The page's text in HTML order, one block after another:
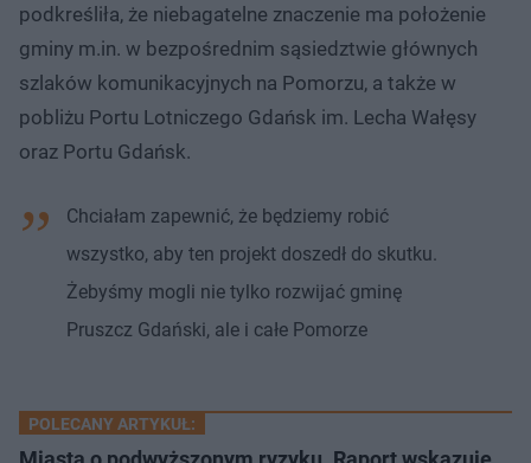
podkreśliła, że niebagatelne znaczenie ma położenie
gminy m.in. w bezpośrednim sąsiedztwie głównych
szlaków komunikacyjnych na Pomorzu, a także w
pobliżu Portu Lotniczego Gdańsk im. Lecha Wałęsy
oraz Portu Gdańsk.
Chciałam zapewnić, że będziemy robić
wszystko, aby ten projekt doszedł do skutku.
Żebyśmy mogli nie tylko rozwijać gminę
Pruszcz Gdański, ale i całe Pomorze
POLECANY ARTYKUŁ: